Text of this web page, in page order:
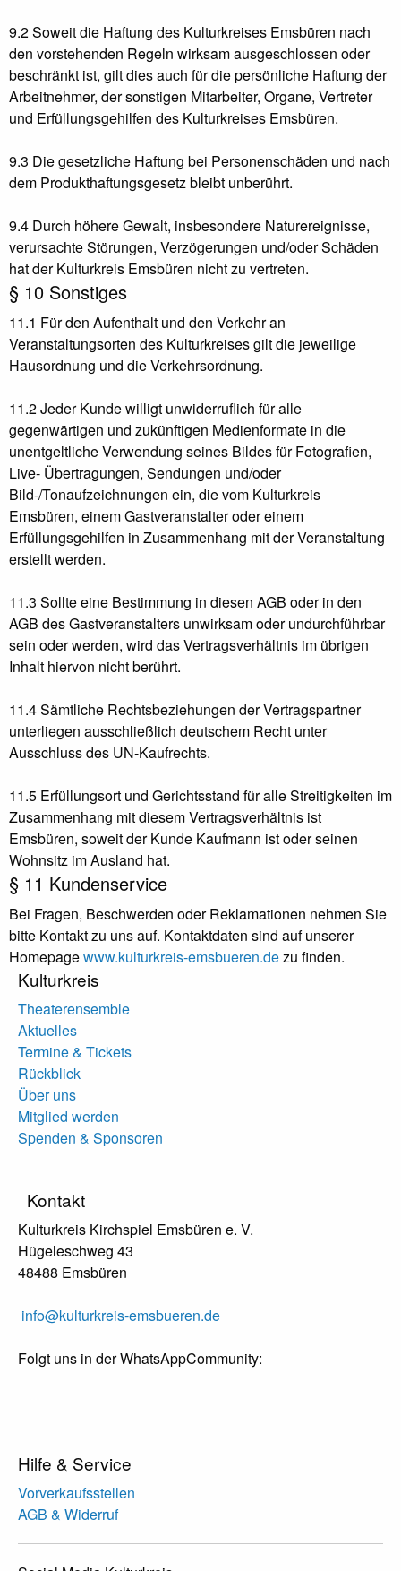
9.2 Soweit die Haftung des Kulturkreises Emsbüren nach
den vorstehenden Regeln wirksam ausgeschlossen oder
beschränkt ist, gilt dies auch für die persönliche Haftung der
Arbeitnehmer, der sonstigen Mitarbeiter, Organe, Vertreter
und Erfüllungsgehilfen des Kulturkreises Emsbüren.
9.3 Die gesetzliche Haftung bei Personenschäden und nach
dem Produkthaftungsgesetz bleibt unberührt.
9.4 Durch höhere Gewalt, insbesondere Naturereignisse,
verursachte Störungen, Verzögerungen und/oder Schäden
hat der Kulturkreis Emsbüren nicht zu vertreten.
§ 10 Sonstiges
11.1 Für den Aufenthalt und den Verkehr an
Veranstaltungsorten des Kulturkreises gilt die jeweilige
Hausordnung und die Verkehrsordnung.
11.2 Jeder Kunde willigt unwiderruflich für alle
gegenwärtigen und zukünftigen Medienformate in die
unentgeltliche Verwendung seines Bildes für Fotografien,
Live- Übertragungen, Sendungen und/oder
Bild-/Tonaufzeichnungen ein, die vom Kulturkreis
Emsbüren, einem Gastveranstalter oder einem
Erfüllungsgehilfen in Zusammenhang mit der Veranstaltung
erstellt werden.
11.3 Sollte eine Bestimmung in diesen AGB oder in den
AGB des Gastveranstalters unwirksam oder undurchführbar
sein oder werden, wird das Vertragsverhältnis im übrigen
Inhalt hiervon nicht berührt.
11.4 Sämtliche Rechtsbeziehungen der Vertragspartner
unterliegen ausschließlich deutschem Recht unter
Ausschluss des UN-Kaufrechts.
11.5 Erfüllungsort und Gerichtsstand für alle Streitigkeiten im
Zusammenhang mit diesem Vertragsverhältnis ist
Emsbüren, soweit der Kunde Kaufmann ist oder seinen
Wohnsitz im Ausland hat.
§ 11 Kundenservice
Bei Fragen, Beschwerden oder Reklamationen nehmen Sie
bitte Kontakt zu uns auf. Kontaktdaten sind auf unserer
Homepagewww.kulturkreis-emsbueren.dezu finden.
Kulturkreis
Theaterensemble
Aktuelles
Termine & Tickets
Rückblick
Über uns
Mitglied werden
Spenden & Sponsoren
Kontakt
Kulturkreis Kirchspiel Emsbüren e. V.
Hügeleschweg 43
48488 Emsbüren
info@kulturkreis-emsbueren.de
Folgt uns in der WhatsAppCommunity:
Hilfe & Service
Vorverkaufsstellen
AGB & Widerruf